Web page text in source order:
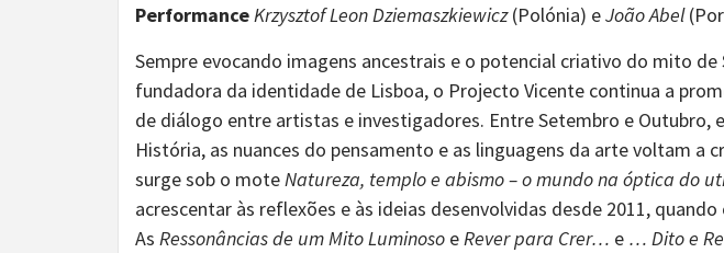
PerformanceKrzysztof Leon Dziemaszkiewicz(Polónia) eJoão Abel
Sempre evocando imagens ancestrais e o potencial criativo do mito de
fundadora da identidade de Lisboa, o Projecto Vicente continua a
de diálogo entre artistas e investigadores. Entre Setembro e Outubro,
História, as nuances do pensamento e as linguagens da arte voltam a
surge sob o moteNatureza, templo e abismo – o mundo na óptica do
acrescentar às reflexões e às ideias desenvolvidas desde 2011,
As Ressonâncias de um Mito Luminoso eRever para Crer… e … Dito e